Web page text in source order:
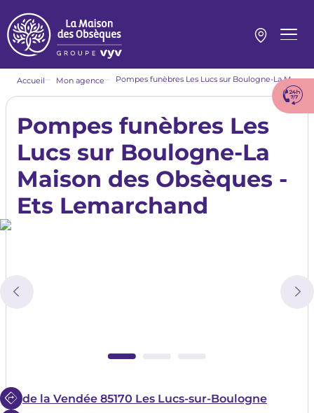
au
contenu
principal
Menu
Fil
Accueil Mon agence Pompes funèbres Les Lucs sur Boulogne-La Maison des Obsèques - Ets Lemarchand
Pompes funèbres Les
Lucs sur Boulogne-La
Maison des Obsèques -
Ets Lemarchand
de la Vendée 85170 Les Lucs-sur-Boulogne